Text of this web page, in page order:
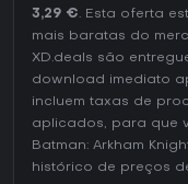
3,29 €. Esta oferta
mais baratas do
XD.deals são
download imediato
incluem taxas de
aplicados, para que
Batman: Arkham
histórico de preços